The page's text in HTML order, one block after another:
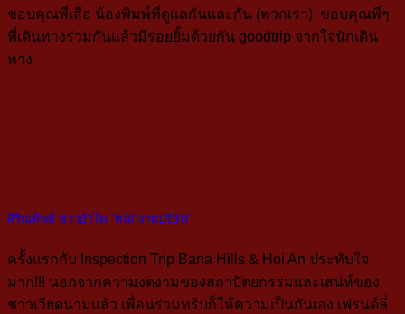
ขอบคุณพี่เสือ น้องพิมพ์ที่ดูแลกันและกัน (พวกเรา) ขอบคุณพี่ๆ
ที่เดินทางร่วมกันแล้วมีรอยยิ้มด้วยกัน goodtrip จากใจนักเดิน
ทาง
ศิริณทิพย์ ขาวอำไพ “พนักงานบริษัท”
ครั้งแรกกับ Inspection Trip Bana Hills & Hoi An ประทับใจ
มาก!!! นอกจากความงดงามของสถาปัตยกรรมและเสน่ห์ของ
ชาวเวียดนามแล้ว เพื่อนร่วมทริบก็ให้ความเป็นกันเอง เฟรนด์ลี่